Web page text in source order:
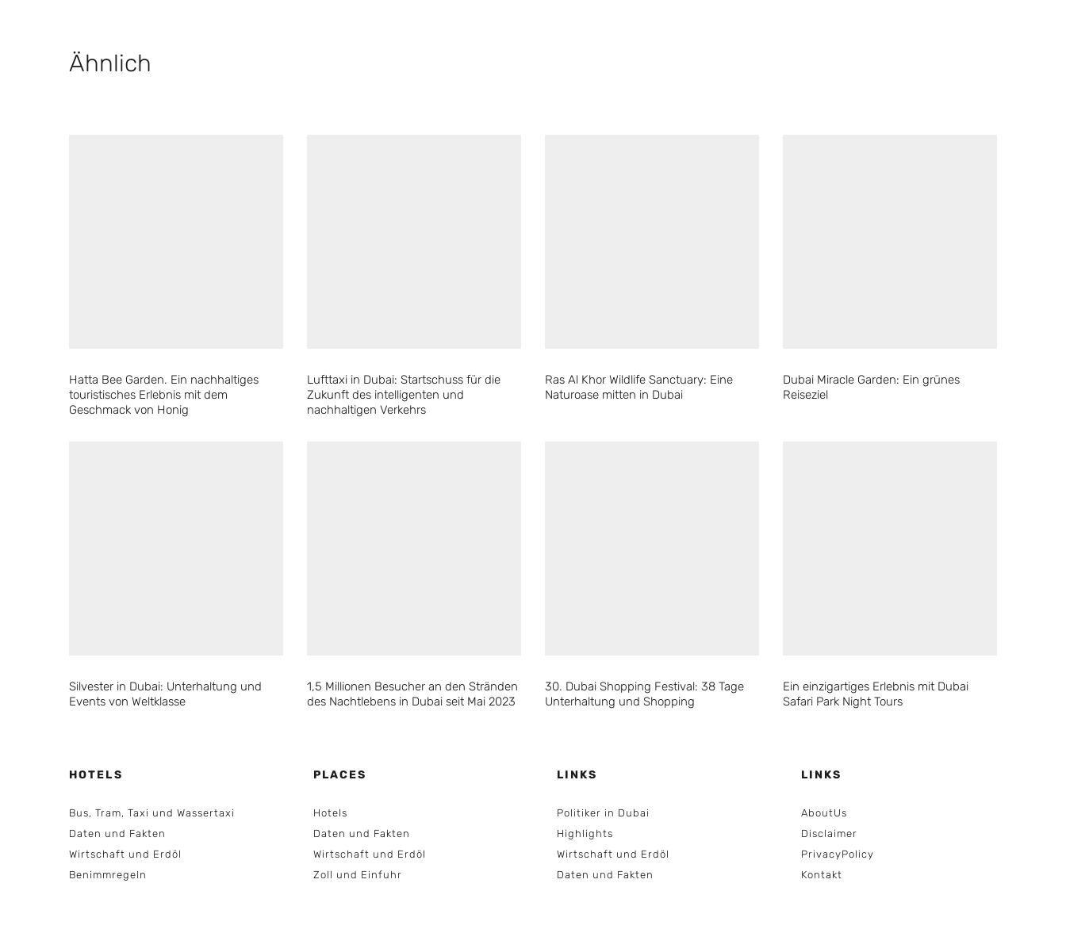
Ähnlich
Hatta Bee Garden. Ein nachhaltiges
touristisches Erlebnis mit dem
Geschmack von Honig
Lufttaxi in Dubai: Startschuss für die
Zukunft des intelligenten und
nachhaltigen Verkehrs
Ras Al Khor Wildlife Sanctuary: Eine
Naturoase mitten in Dubai
Dubai Miracle Garden: Ein grünes
Reiseziel
Silvester in Dubai: Unterhaltung und
Events von Weltklasse
1,5 Millionen Besucher an den Stränden
des Nachtlebens in Dubai seit Mai 2023
30. Dubai Shopping Festival: 38 Tage
Unterhaltung und Shopping
Ein einzigartiges Erlebnis mit Dubai
Safari Park Night Tours
HOTELS
Bus, Tram, Taxi und Wassertaxi
Daten und Fakten
Wirtschaft und Erdöl
Benimmregeln
PLACES
Hotels
Daten und Fakten
Wirtschaft und Erdöl
Zoll und Einfuhr
LINKS
Politiker in Dubai
Highlights
Wirtschaft und Erdöl
Daten und Fakten
LINKS
AboutUs
Disclaimer
PrivacyPolicy
Kontakt